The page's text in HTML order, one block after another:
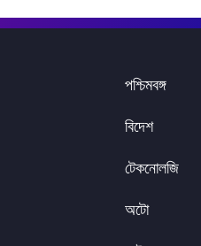
পশ্চিমবঙ্গ
বিদেশ
টেকনোলজি
অটো